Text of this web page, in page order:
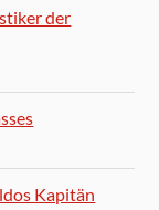
der
Kapitän